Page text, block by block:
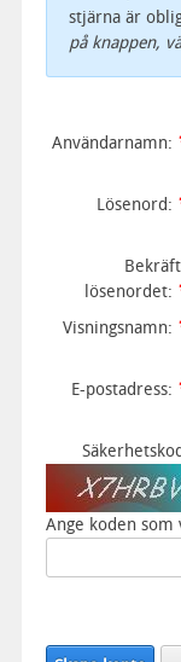
stjärna är
på knappen,
Användarnamn:
Lösenord:
lösenordet:
Visningsnamn:
E-postadress:
Ange koden som